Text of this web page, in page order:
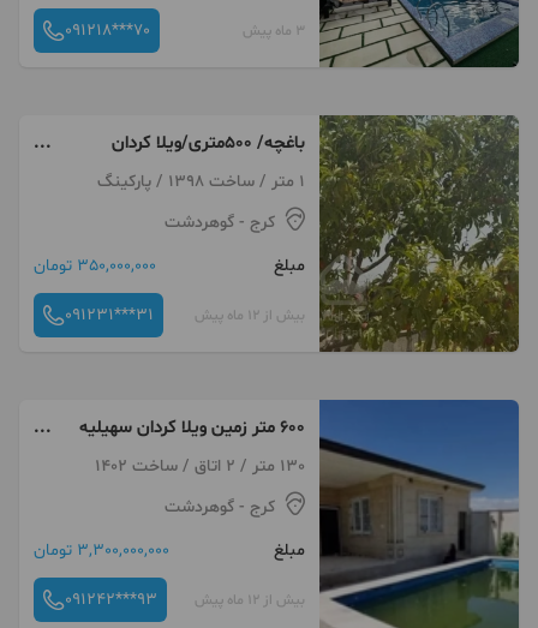
3 ماه پیش 091218***70
باغچه/ ۵۰۰متری/ویلا کردان
سهیلیه /تهاتر1 متر / ساخت 1398 / پارکینگ
کرج - گوهردشت
مبلغ
350,000,000 تومان
بیش از 12 ماه پیش 091231***31
۶۰۰ متر زمین ویلا کردان سهیلیه
زعفرانیه زکی آباد
130 متر / 2 اتاق / ساخت 1402
کرج - گوهردشت
مبلغ
3,300,000,000 تومان
بیش از 12 ماه پیش 091242***93